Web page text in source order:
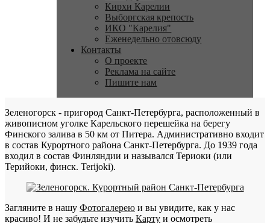
Кирхи Карелии
Выборгская крепость
ИКО "Карелия"
Еженедельно отовсюду
Контакты
О проекте
Реклама на сайте
Пишите нам
Зеленогорск - пригород Санкт-Петербурга, расположенный в
живописном уголке Карельского перешейка на берегу
Финского залива в 50 км от Питера. Административно входит
в состав Курортного района Санкт-Петербурга. До 1939 года
входил в состав Финляндии и назывался Териоки (или
Терийоки, финск. Terijoki).
Загляните в нашу Фотогалерею и вы увидите, как у нас
красиво! И не забудьте изучить Карту и осмотреть